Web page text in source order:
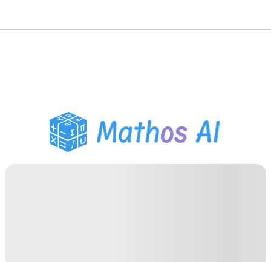
PDF 숙제 도우미
학습 도구